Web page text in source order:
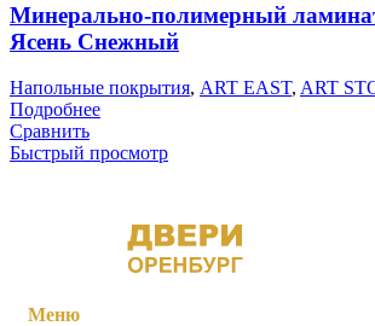
Минерально-полимерный
Ясень Снежный
Напольные покрытия, ART EAST, ART
Подробнее
Сравнить
Быстрый просмотр
Меню